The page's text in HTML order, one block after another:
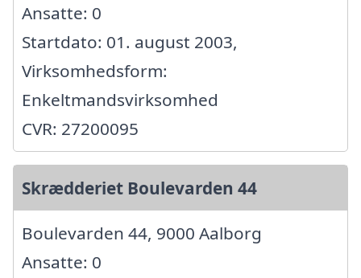
Ansatte: 0
Startdato: 01. august 2003,
Virksomhedsform:
Enkeltmandsvirksomhed
CVR: 27200095
Skrædderiet Boulevarden 44
Boulevarden 44, 9000 Aalborg
Ansatte: 0